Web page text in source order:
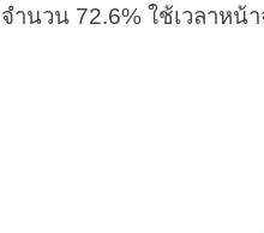
จำนวน 72.6% ใช้เวลาหน้